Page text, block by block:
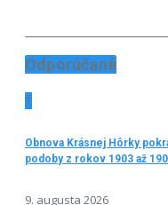
Odporúčané
1
Obnova Krásnej Hôrky
podoby z rokov 1903 až
9. augusta 2026